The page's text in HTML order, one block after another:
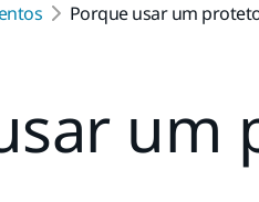
Porque usar um
um